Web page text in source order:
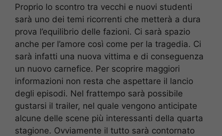
Proprio lo scontro tra vecchi e nuovi studenti
sarà uno dei temi ricorrenti che metterà a dura
prova l’equilibrio delle fazioni. Ci sarà spazio
anche per l’amore così come per la tragedia. Ci
sarà infatti una nuova vittima e di conseguenza
un nuovo carnefice. Per scoprire maggiori
informazioni non resta che aspettare il lancio
degli episodi. Nel frattempo sarà possibile
gustarsi il trailer, nel quale vengono anticipate
alcune delle scene più interessanti della quarta
stagione. Ovviamente il tutto sarà contornato